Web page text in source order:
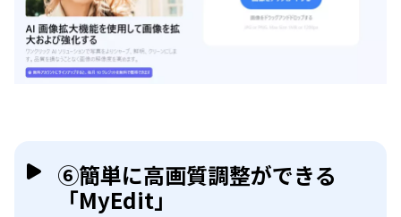
⑥簡単に高画質調整ができる
「MyEdit」